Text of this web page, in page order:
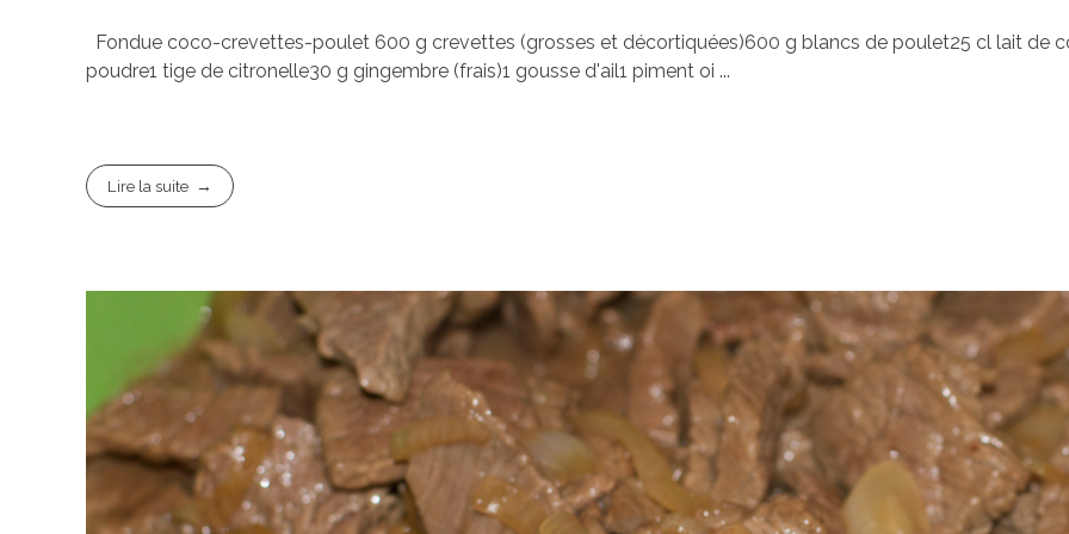
Fondue coco-crevettes-poulet 600 g crevettes (grosses et décortiquées)600 g blancs de poulet25 cl lait de
poudre1 tige de citronelle30 g gingembre (frais)1 gousse d'ail1 piment oi ...
Lire la suite